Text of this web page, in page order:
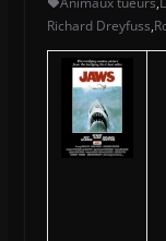
Richard Dreyfuss,